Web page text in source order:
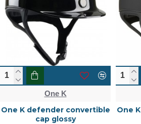
One K defender convertible
cap chamude